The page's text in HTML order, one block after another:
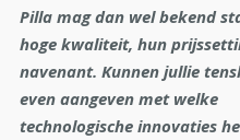
Pilla mag dan wel bekend
hoge kwaliteit, hun
navenant. Kunnen jullie
even aangeven met welke
technologische innovaties